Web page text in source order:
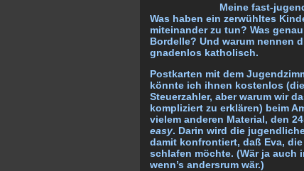
Meine fast-
Was haben ein zerwühltes
miteinander zu tun? Was
Bordelle? Und warum nennen
gnadenlos katholisch.
Postkarten mit dem
könnte ich ihnen kostenlos
Steuerzahler, aber warum wir
kompliziert zu erklären) beim
vielem anderen Material, den
easy. Darin wird die
damit konfrontiert, daß Eva,
schlafen möchte. (Wär ja auch
wenn’s andersrum wär.)